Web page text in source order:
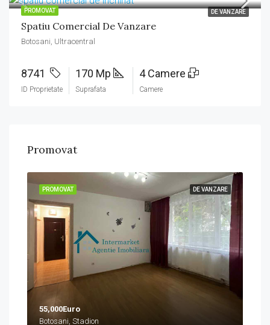
PROMOVAT DE VANZARE
Spatiu Comercial De Vanzare
Botosani, Ultracentral
8741
ID Proprietate
170 Mp
Suprafata
4 Camere
Camere
Promovat
DE VANZARE
PROMOVAT
55,000Euro
Botosani, Stadion